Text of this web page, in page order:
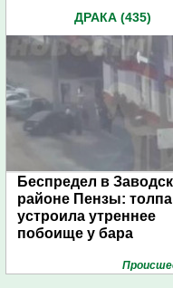
ДРАКА (435)
Беспредел в
районе Пензы: толпа
устроила утреннее
побоище у бара